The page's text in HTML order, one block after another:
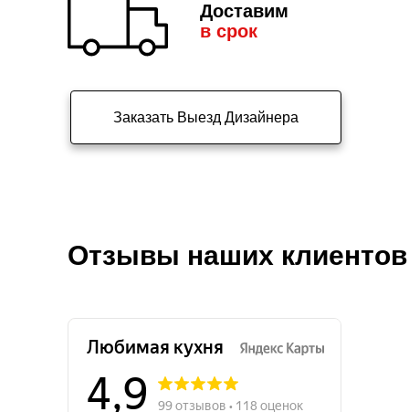
Доставим
в срок
Заказать Выезд Дизайнера
Отзывы наших клиентов